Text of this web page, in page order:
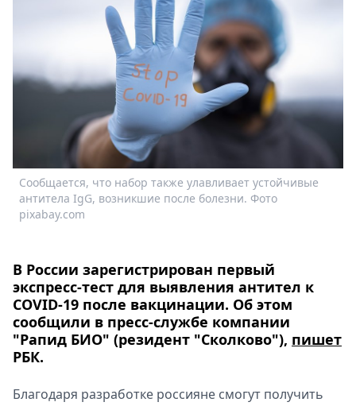
релизы
Metro
Стримы
Спецпроекты
Звезды
Выборы
2026
Скачай
Metro
Сообщается, что набор также улавливает устойчивые
антитела IgG, возникшие после болезни. Фото
pixabay.com
В России зарегистрирован первый
экспресс-тест для выявления антител к
COVID-19 после вакцинации. Об этом
сообщили в пресс-службе компании
"Рапид БИО" (резидент "Сколково"), пишет
РБК.
Благодаря разработке россияне смогут получить